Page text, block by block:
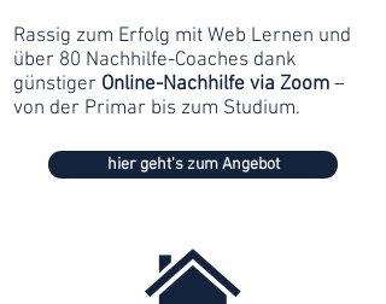
Rassig zum Erfolg mit Web Lernen und
über 80 Nachhilfe-Coaches dank
günstiger Online-Nachhilfe via Zoom –
von der Primar bis zum Studium.
hier geht's zum Angebot